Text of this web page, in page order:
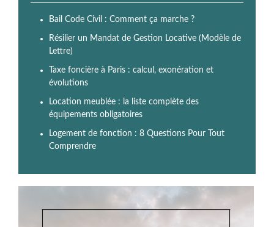
Bail Code Civil : Comment ça marche ?
Résilier un Mandat de Gestion Locative (Modèle de
Lettre)
Taxe foncière à Paris : calcul, exonération et
évolutions
Location meublée : la liste complète des
équipements obligatoires
Logement de fonction : 8 Questions Pour Tout
Comprendre